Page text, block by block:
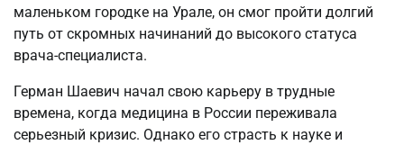
маленьком городке на Урале, он смог пройти долгий
путь от скромных начинаний до высокого статуса
врача-специалиста.
Герман Шаевич начал свою карьеру в трудные
времена, когда медицина в России переживала
серьезный кризис. Однако его страсть к науке и